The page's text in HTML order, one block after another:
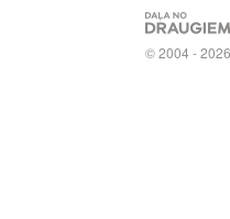
© 2004 -